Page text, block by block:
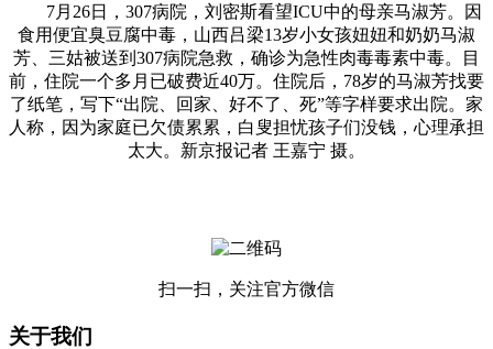
7月26日，307病院，刘密斯看望ICU中的母亲马淑芳。因
食用便宜臭豆腐中毒，山西吕梁13岁小女孩妞妞和奶奶马淑
芳、三姑被送到307病院急救，确诊为急性肉毒毒素中毒。目
前，住院一个多月已破费近40万。住院后，78岁的马淑芳找要
了纸笔，写下“出院、回家、好不了、死”等字样要求出院。家
人称，因为家庭已欠债累累，白叟担忧孩子们没钱，心理承担
太大。新京报记者 王嘉宁 摄。
扫一扫，关注官方微信
关于我们